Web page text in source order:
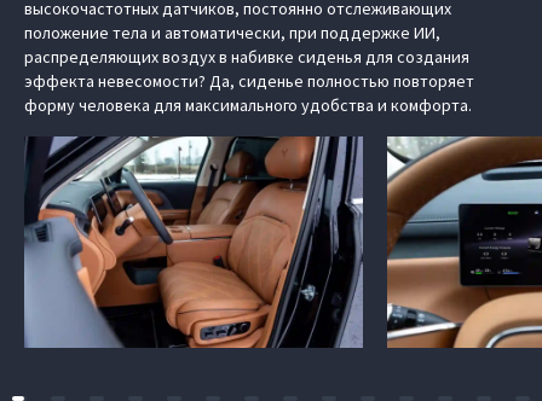
высокочастотных датчиков, постоянно отслеживающих
положение тела и автоматически, при поддержке ИИ,
распределяющих воздух в набивке сиденья для создания
эффекта невесомости? Да, сиденье полностью повторяет
форму человека для максимального удобства и комфорта.